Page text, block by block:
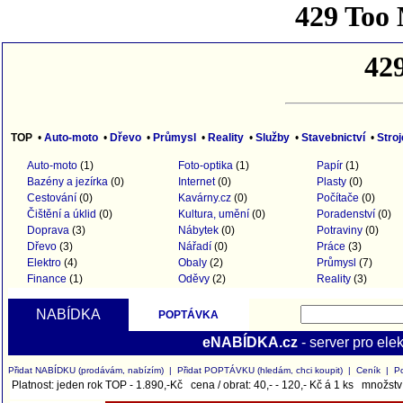
TOP • Auto-moto • Dřevo • Průmysl • Reality • Služby • Stavebnictví •
Auto-moto (1)
Bazény a jezírka (0)
Cestování (0)
Čištění a úklid (0)
Doprava (3)
Dřevo (3)
Elektro (4)
Finance (1)
Foto-optika (1)
Internet(0)
Kavárny.cz (0)
Kultura, umění (0)
Nábytek (0)
Nářadí (0)
Obaly (2)
Oděvy (2)
Papír (1)
Plasty (0)
Počítače (0)
Poradenství (0)
Potraviny (0)
Práce (3)
Průmysl (7)
Reality (3)
NABÍDKA POPTÁVKA
eNABÍDKA.cz - server pro
Přidat NABÍDKU (prodávám, nabízím) | Přidat POPTÁVKU (hledám, chci koupit) | Ceník |
Platnost: jeden rok TOP - 1.890,-Kč cena / obrat: 40,- - 120,- Kč á 1 ks